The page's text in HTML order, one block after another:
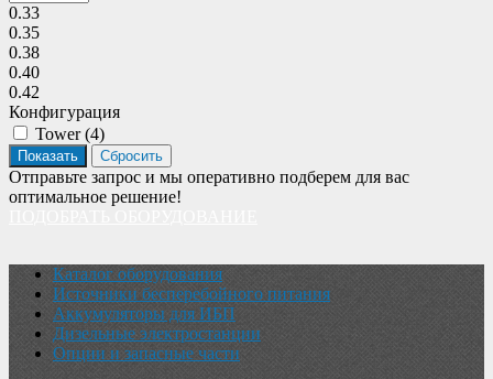
0.33
0.35
0.38
0.40
0.42
Конфигурация
Tower (4)
Отправьте запрос и мы оперативно подберем для вас
оптимальное решение!
Каталог оборудования
Источники бесперебойного питания
Аккумуляторы для ИБП
Дизельные электростанции
Опции и запасные части